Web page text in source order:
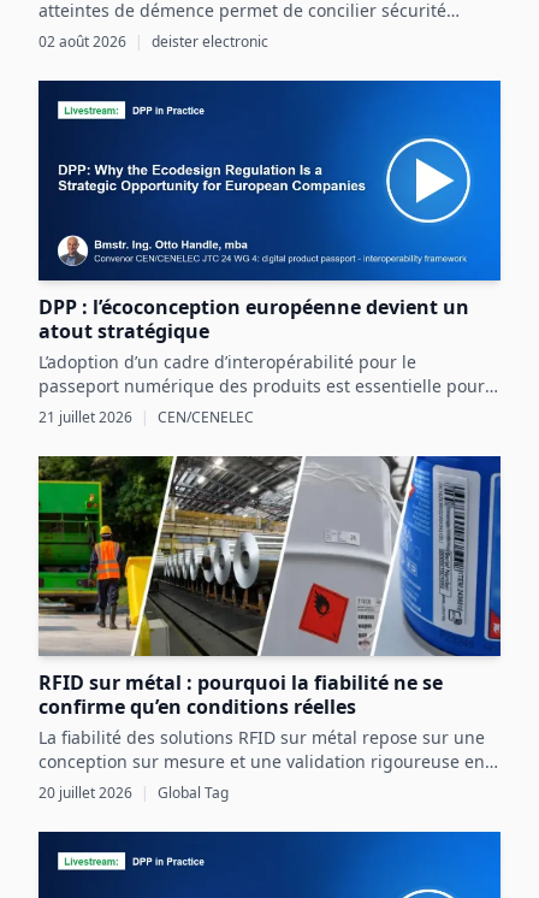
atteintes de démence permet de concilier sécurité
renforcée et liberté individuelle par une détection
02 août 2026 deister electronic
DPP : l’écoconception européenne devient un
atout stratégique
L’adoption d’un cadre d’interopérabilité pour le
passeport numérique des produits est essentielle pour
structurer les données produit et exploiter les
opportunités réglementaires et commerciales en
Europe.
21 juillet 2026 | CEN/CENELEC
RFID sur métal : pourquoi la fiabilité ne se
confirme qu’en conditions réelles
La fiabilité des solutions RFID sur métal repose sur une
conception sur mesure et une validation rigoureuse en
conditions réelles, intégrant pleinement les contraintes
de l’actif et de l’environnement industriel.
20 juillet 2026 | Global Tag